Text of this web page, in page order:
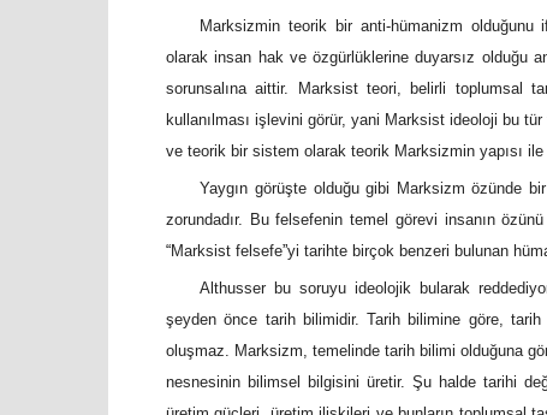
Marksizmin teorik bir anti-hümanizm olduğunu
olarak insan hak ve özgürlüklerine duyarsız olduğu
sorunsalına aittir. Marksist teori, belirli toplumsal
kullanılması işlevini görür, yani Marksist ideoloji bu
ve teorik bir sistem olarak teorik Marksizmin yapısı ile
Yaygın görüşte olduğu gibi Marksizm özünde
zorundadır. Bu felsefenin temel görevi insanın
“Marksist felsefe”yi tarihte birçok benzeri bulunan
Althusser bu soruyu ideolojik bularak
şeyden önce tarih bilimidir. Tarih bilimine göre,
oluşmaz. Marksizm, temelinde tarih bilimi olduğuna
nesnesinin bilimsel bilgisini üretir. Şu halde tarihi